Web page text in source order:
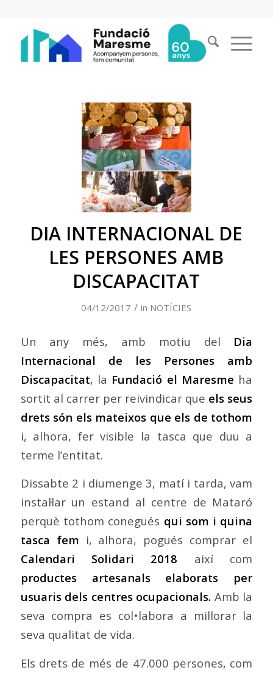
DIA INTERNACIONAL DE
LES PERSONES AMB
DISCAPACITAT
04/12/2017 / in NOTÍCIES
Un any més, amb motiu del Dia
Internacional de les Persones amb
Discapacitat, la Fundació el Maresme ha
sortit al carrer per reivindicar que els seus
drets són els mateixos que els de tothom
i, alhora, fer visible la tasca que duu a
terme l’entitat.
Dissabte 2 i diumenge 3, matí i tarda, vam
instal·lar un estand al centre de Mataró
perquè tothom conegués qui som i quina
tasca fem i, alhora, pogués comprar el
Calendari Solidari 2018 així com
productes artesanals elaborats per
usuaris dels centres ocupacionals. Amb la
seva compra es col•labora a millorar la
seva qualitat de vida.
Els drets de més de 47.000 persones, com